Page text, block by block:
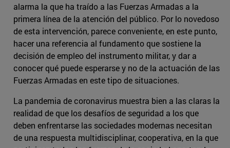
alarma la que ha traído a las Fuerzas Armadas a la
primera línea de la atención del público. Por lo novedoso
de esta intervención, parece conveniente, en este punto,
hacer una referencia al fundamento que sostiene la
decisión de empleo del instrumento militar, y dar a
conocer qué puede esperarse y no de la actuación de las
Fuerzas Armadas en este tipo de situaciones.
La pandemia de coronavirus muestra bien a las claras la
realidad de que los desafíos de seguridad a los que
deben enfrentarse las sociedades modernas necesitan
de una respuesta multidisciplinar, cooperativa, en la que